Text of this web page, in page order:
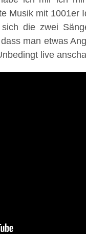
Musik mit 1001er
die zwei
man etwas
live